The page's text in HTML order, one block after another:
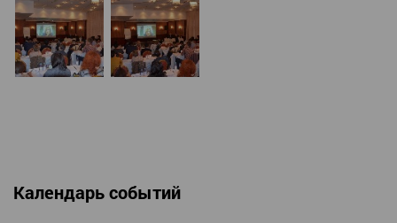
Календарь событий